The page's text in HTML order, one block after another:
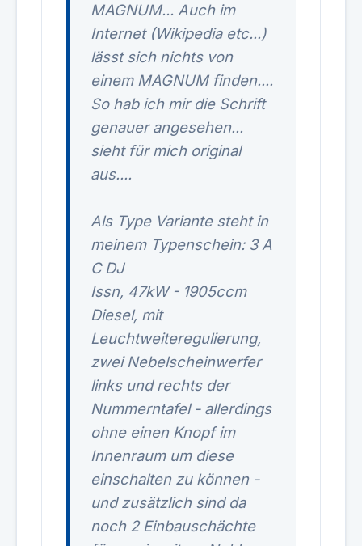
MAGNUM... Auch im
Internet (Wikipedia etc...)
lässt sich nichts von
einem MAGNUM finden....
So hab ich mir die Schrift
genauer angesehen...
sieht für mich original
aus....
Als Type Variante steht in
meinem Typenschein: 3 A
C DJ
Issn, 47kW - 1905ccm
Diesel, mit
Leuchtweiteregulierung,
zwei Nebelscheinwerfer
links und rechts der
Nummerntafel - allerdings
ohne einen Knopf im
Innenraum um diese
einschalten zu können -
und zusätzlich sind da
noch 2 Einbauschächte